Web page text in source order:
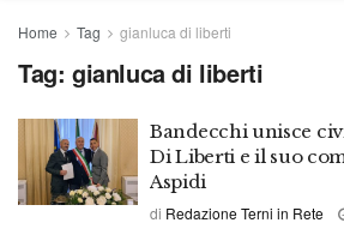
Home Tag gianluca di liberti
Tag: gianluca di liberti
Bandecchi unisce
Di Liberti e il suo
Aspidi
di Redazione Terni in Rete